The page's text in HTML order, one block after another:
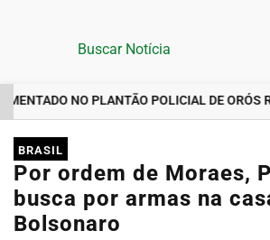
NO PLANTÃO POLICIAL DE ORÓS
EM ALTA
BRASIL
Por ordem de Moraes,
busca por armas na
Bolsonaro